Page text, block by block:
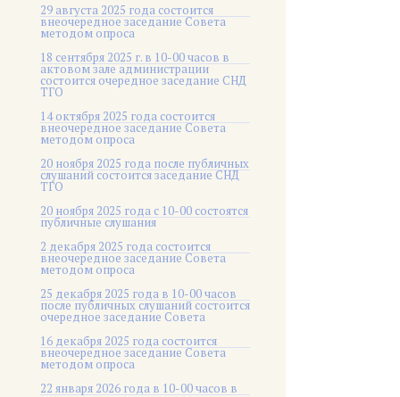
29 августа 2025 года состоится
внеочередное заседание Совета
методом опроса
18 сентября 2025 г. в 10-00 часов в
актовом зале администрации
состоится очередное заседание СНД
ТГО
14 октября 2025 года состоится
внеочередное заседание Совета
методом опроса
20 ноября 2025 года после публичных
слушаний состоится заседание СНД
ТГО
20 ноября 2025 года c 10-00 состоятся
публичные слушания
2 декабря 2025 года состоится
внеочередное заседание Совета
методом опроса
25 декабря 2025 года в 10-00 часов
после публичных слушаний состоится
очередное заседание Совета
16 декабря 2025 года состоится
внеочередное заседание Совета
методом опроса
22 января 2026 года в 10-00 часов в